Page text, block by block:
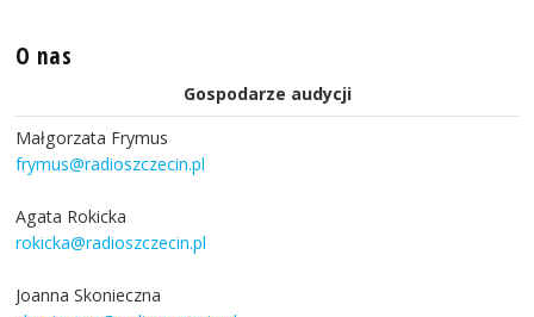
O nas
Gospodarze audycji
Małgorzata Frymus
frymus@radioszczecin.pl
Agata Rokicka
rokicka@radioszczecin.pl
Joanna Skonieczna